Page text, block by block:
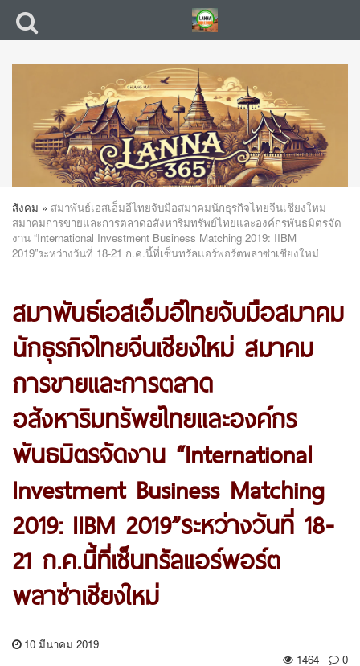
สังคม » สมาพันธ์เอสเอ็มอีไทยจับมือสมาคมนักธุรกิจไทยจีนเชียงใหม่
สมาคมการขายและการตลาดอสังหาริมทรัพย์ไทยและองค์กรพันธมิตรจัด
งาน “International Investment Business Matching 2019: IIBM
2019”ระหว่างวันที่ 18-21 ก.ค.นี้ที่เซ็นทรัลแอร์พอร์ตพลาซ่าเชียงใหม่
สมาพันธ์เอสเอ็มอีไทยจับมือสมาคม
นักธุรกิจไทยจีนเชียงใหม่ สมาคม
การขายและการตลาด
อสังหาริมทรัพย์ไทยและองค์กร
พันธมิตรจัดงาน “International
Investment Business Matching
2019: IIBM 2019”ระหว่างวันที่ 18-
21 ก.ค.นี้ที่เซ็นทรัลแอร์พอร์ต
พลาซ่าเชียงใหม่
10 มีนาคม 2019
1464
0